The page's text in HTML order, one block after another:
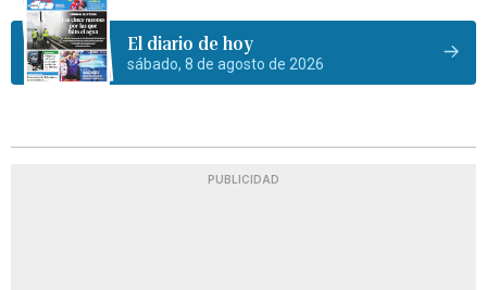
El diario de hoy
sábado, 8 de agosto de 2026
PUBLICIDAD